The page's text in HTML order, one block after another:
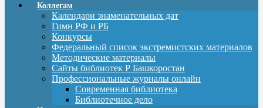
Коллегам
Календари знаменательных дат
Гимн РФ и РБ
Конкурсы
Федеральный список экстремистских материалов
Методические материалы
Сайты библиотек Р Башкоростан
Профессиональные журналы онлайн
Современная библиотека
Библиотечное дело